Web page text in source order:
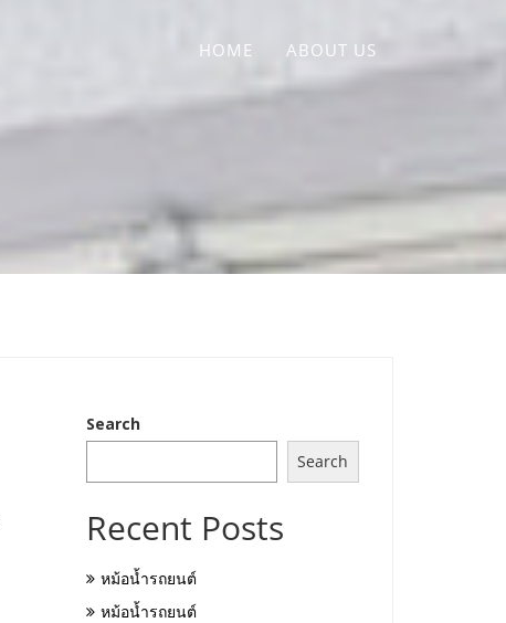
HOME ABOUT US
Search
Search
Recent Posts
หม้อน้ำรถยนต์
หม้อน้ำรถยนต์